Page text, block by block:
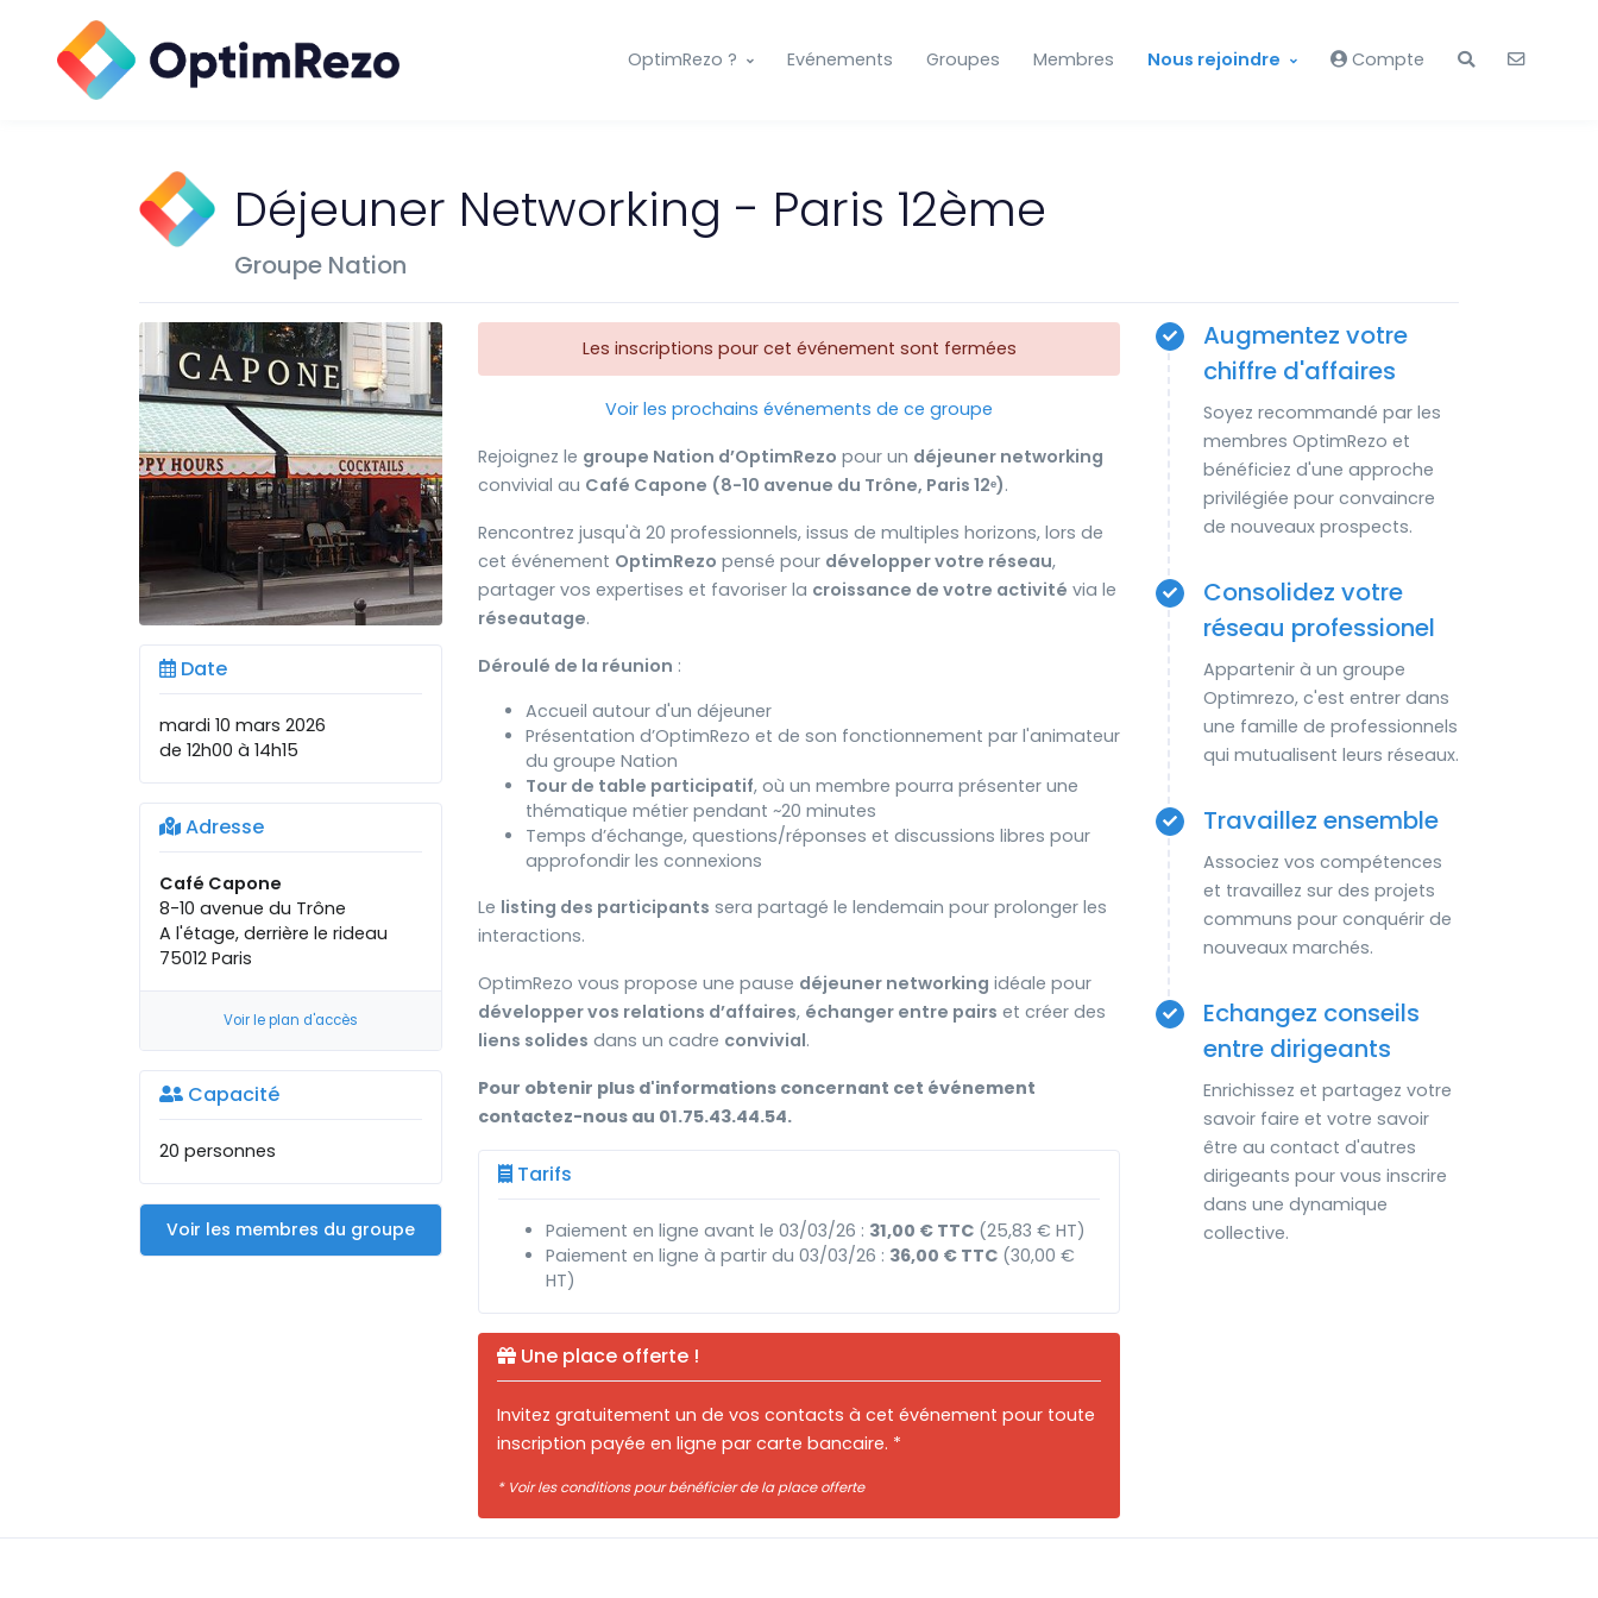
OptimRezo ? Evénements Groupes Membres Nous rejoindre Compte
Déjeuner Networking - Paris 12ème
Groupe Nation
Date
mardi 10 mars 2026
de 12h00 à 14h15
Adresse
Café Capone
8-10 avenue du Trône
A l'étage, derrière le rideau
75012 Paris
Voir le plan d'accès
Capacité
20 personnes
Voir les membres du groupe
Les inscriptions pour cet événement sont fermées
Voir les prochains événements de ce groupe
Rejoignez le groupe Nation d’OptimRezo pour un déjeuner networking
convivial au Café Capone (8-10 avenue du Trône, Paris 12ᵉ).
Rencontrez jusqu'à 20 professionnels, issus de multiples horizons, lors de
cet événement OptimRezo pensé pour développer votre réseau,
partager vos expertises et favoriser la croissance de votre activité via le
réseautage.
Déroulé de la réunion :
Accueil autour d'un déjeuner
Présentation d’OptimRezo et de son fonctionnement par l'animateur
du groupe Nation
Tour de table participatif, où un membre pourra présenter une
thématique métier pendant ~20 minutes
Temps d’échange, questions/réponses et discussions libres pour
approfondir les connexions
Le listing des participants sera partagé le lendemain pour prolonger les
interactions.
OptimRezo vous propose une pause déjeuner networking idéale pour
développer vos relations d’affaires, échanger entre pairs et créer des
liens solides dans un cadre convivial.
Pour obtenir plus d'informations concernant cet événement
contactez-nous au 01.75.43.44.54.
Tarifs
Paiement en ligne avant le 03/03/26 : 31,00 € TTC (25,83 € HT)
Paiement en ligne à partir du 03/03/26 : 36,00 € TTC (30,00 €
HT)
Une place offerte !
Invitez gratuitement un de vos contacts à cet événement pour toute
inscription payée en ligne par carte bancaire. *
* Voir les conditions pour bénéficier de la place offerte
Augmentez votre
chiffre d'affaires
Soyez recommandé par les
membres OptimRezo et
bénéficiez d'une approche
privilégiée pour convaincre
de nouveaux prospects.
Consolidez votre
réseau professionel
Appartenir à un groupe
Optimrezo, c'est entrer dans
une famille de professionnels
qui mutualisent leurs réseaux.
Travaillez ensemble
Associez vos compétences
et travaillez sur des projets
communs pour conquérir de
nouveaux marchés.
Echangez conseils
entre dirigeants
Enrichissez et partagez votre
savoir faire et votre savoir
être au contact d'autres
dirigeants pour vous inscrire
dans une dynamique
collective.